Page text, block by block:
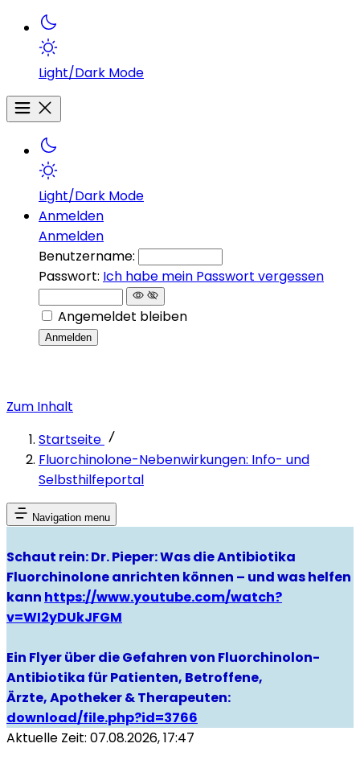
Light/Dark Mode
Light/Dark Mode
Anmelden
Anmelden
Benutzername:
Passwort: Ich habe mein Passwort vergessen
Angemeldet bleiben
Anmelden
Zum Inhalt
Startseite
Fluorchinolone-Nebenwirkungen: Info- und
Selbsthilfeportal
Navigation menu
Schaut rein: Dr. Pieper: Was die Antibiotika
Fluorchinolone anrichten können – und was helfen
kann https://www.youtube.com/watch?
v=WI2yDUkJFGM
Ein Flyer über die Gefahren von Fluorchinolon-
Antibiotika für Patienten, Betroffene,
Ärzte, Apotheker & Therapeuten:
download/file.php?id=3766
Aktuelle Zeit: 07.08.2026, 17:47